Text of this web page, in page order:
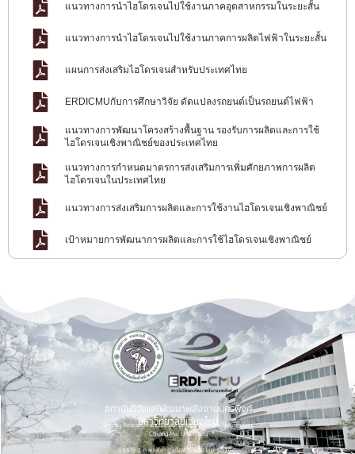
แนวทางการนำไฮโดรเจนไปใช้งานภาคอุตสาหกรรมในระยะสั้น
แนวทางการนำไฮโดรเจนไปใช้งานภาคการผลิตไฟฟ้าในระยะสั้น
แผนการส่งเสริมไฮโดรเจนสำหรับประเทศไทย
ERDICMUกับการศึกษาวิจัย ดัดแปลงรถยนต์เป็นรถยนต์ไฟฟ้า
แนวทางการพัฒนาโครงสร้างพื้นฐาน รองรับการผลิตและการใช้
ไฮโดรเจนเชิงพาณิชย์ของประเทศไทย
แนวทางการกำหนดมาตรการส่งเสริมการเพิ่มศักยภาพการผลิต
ไฮโดรเจนในประเทศไทย
แนวทางการส่งเสริมการผลิตและการใช้งานไฮโดรเจนเชิงพาณิชย์
เป้าหมายการพัฒนาการผลิตและการใช้ไฮโดรเจนเชิงพาณิชย์
สถาบันวิจัยและพัฒนาพลังงานนครพิงค์
มหาวิทยาลัยเชียงใหม่
Energy Research and Development Institute-Nakornping,
Chiang Mai University
155 ม.2 ต.แม่เหียะ อ.เมือง จ.เชียงใหม่ 50100.